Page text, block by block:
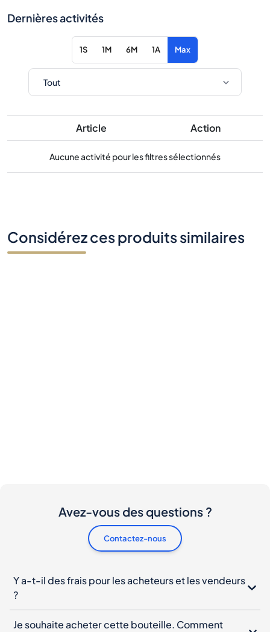
Dernières activités
1S 1M 6M 1A Max
Article Action
Aucune activité pour les filtres sélectionnés
Considérez ces produits similaires
Avez-vous des questions ?
Contactez-nous
Y a-t-il des frais pour les acheteurs et les vendeurs
?
Je souhaite acheter cette bouteille. Comment